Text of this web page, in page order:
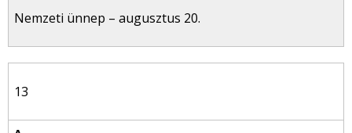
Nemzeti ünnep – augusztus 20.
13